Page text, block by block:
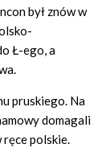
był znów w
Ł-ego, a
pruskiego. Na
domagali
ręce polskie.